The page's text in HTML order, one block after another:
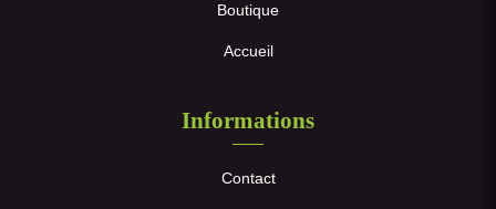
Boutique
Accueil
Informations
Contact